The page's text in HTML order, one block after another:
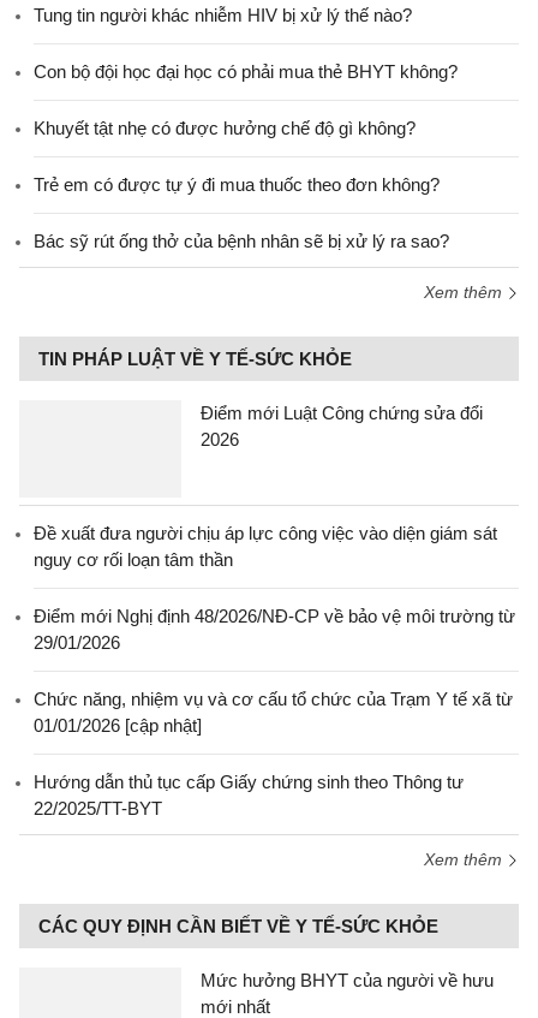
Tung tin người khác nhiễm HIV bị xử lý thế nào?
Con bộ đội học đại học có phải mua thẻ BHYT không?
Khuyết tật nhẹ có được hưởng chế độ gì không?
Trẻ em có được tự ý đi mua thuốc theo đơn không?
Bác sỹ rút ống thở của bệnh nhân sẽ bị xử lý ra sao?
Xem thêm
TIN PHÁP LUẬT VỀ Y TẾ-SỨC KHỎE
Điểm mới Luật Công chứng sửa đổi
2026
Đề xuất đưa người chịu áp lực công việc vào diện giám sát
nguy cơ rối loạn tâm thần
Điểm mới Nghị định 48/2026/NĐ-CP về bảo vệ môi trường từ
29/01/2026
Chức năng, nhiệm vụ và cơ cấu tổ chức của Trạm Y tế xã từ
01/01/2026 [cập nhật]
Hướng dẫn thủ tục cấp Giấy chứng sinh theo Thông tư
22/2025/TT-BYT
Xem thêm
CÁC QUY ĐỊNH CẦN BIẾT VỀ Y TẾ-SỨC KHỎE
Mức hưởng BHYT của người về hưu
mới nhất